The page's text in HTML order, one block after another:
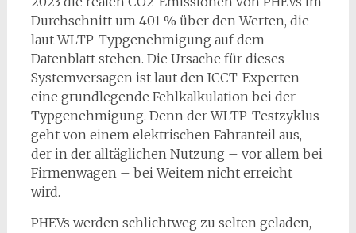
Durchschnitt um 401 % über den Werten, die
laut WLTP-Typgenehmigung auf dem
Datenblatt stehen. Die Ursache für dieses
Systemversagen ist laut den ICCT-Experten
eine grundlegende Fehlkalkulation bei der
Typgenehmigung. Denn der WLTP-Testzyklus
geht von einem elektrischen Fahranteil aus,
der in der alltäglichen Nutzung – vor allem bei
Firmenwagen – bei Weitem nicht erreicht
wird.
PHEVs werden schlichtweg zu selten geladen,